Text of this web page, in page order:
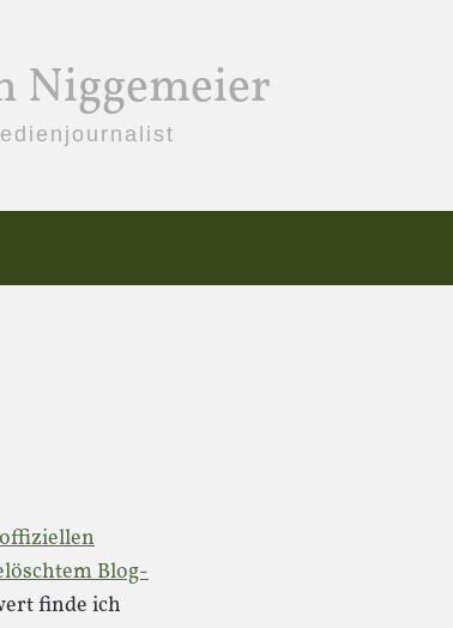
Niggemeier
offiziellen
Blog-
finde ich